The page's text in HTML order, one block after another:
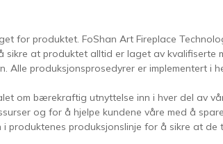
for produktet. FoShan Art Fireplace
at produktet alltid er laget av kvalifiserte
produksjonsprosedyrer er implementert i
om bærekraftig utnyttelse inn i hver del av
og for å hjelpe kundene våre med å
produktenes produksjonslinje for å sikre at de